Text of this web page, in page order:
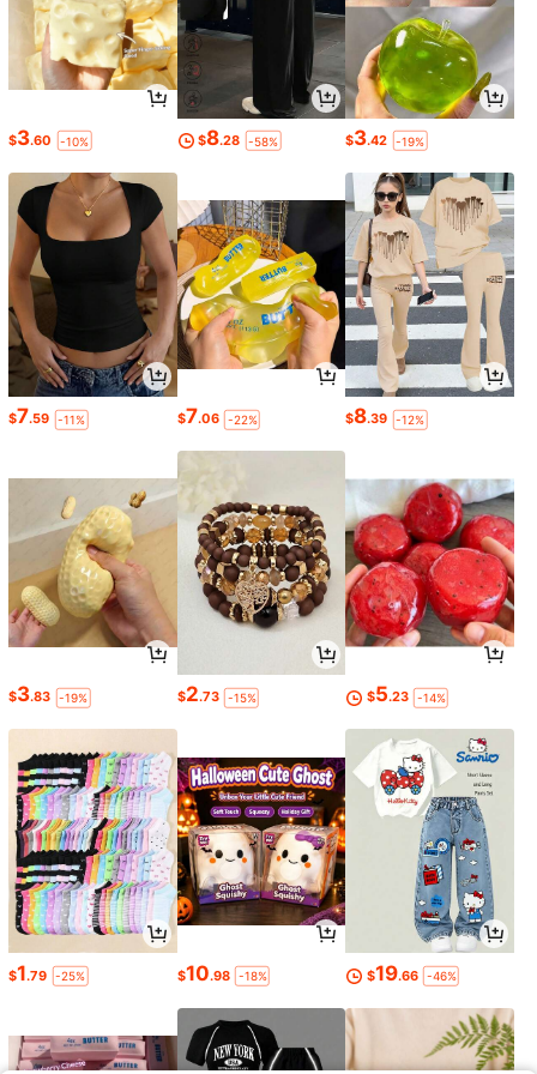
$3.60 -10% $8.28 -58% $3.42 -19%
$7.59 -11% $7.06 -22% $8.39 -12%
$3.83 -19% $2.73 -15% $5.23 -14%
$1.79 -25% $10.98 -18% $19.66 -46%